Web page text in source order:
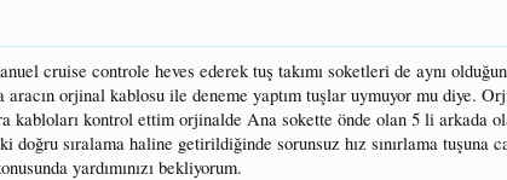
cruise controle heves ederek tuş takımı soketleri de aynı
orjinal kablosu ile deneme yaptım tuşlar uymuyor mu diye.
kabloları kontrol ettim orjinalde Ana sokette önde olan 5 li
sıralama haline getirildiğinde sorunsuz hız sınırlama
yardımınızı bekliyorum.